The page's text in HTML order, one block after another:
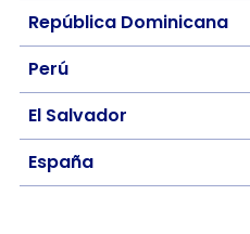
República Dominicana
Perú
El Salvador
España